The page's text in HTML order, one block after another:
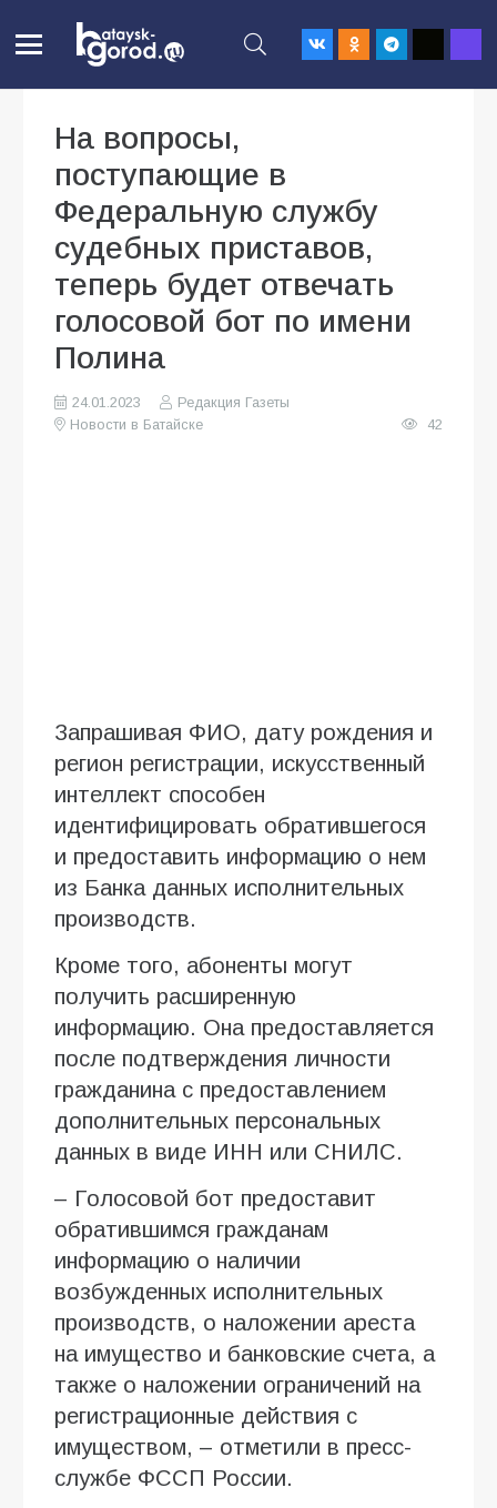
На вопросы,
поступающие в
Федеральную службу
судебных приставов,
теперь будет отвечать
голосовой бот по имени
Полина
24.01.2023
Редакция Газеты
Новости в Батайске
42
Запрашивая ФИО, дату рождения и
регион регистрации, искусственный
интеллект способен
идентифицировать обратившегося
и предоставить информацию о нем
из Банка данных исполнительных
производств.
Кроме того, абоненты могут
получить расширенную
информацию. Она предоставляется
после подтверждения личности
гражданина с предоставлением
дополнительных персональных
данных в виде ИНН или СНИЛС.
– Голосовой бот предоставит
обратившимся гражданам
информацию о наличии
возбужденных исполнительных
производств, о наложении ареста
на имущество и банковские счета, а
также о наложении ограничений на
регистрационные действия с
имуществом, – отметили в пресс-
службе ФССП России.